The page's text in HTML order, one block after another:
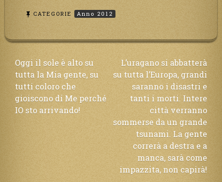
CATEGORIE Anno 2012
Navigazione
articoli
Oggi il sole è alto su
tutta la Mia gente, su
tutti coloro che
gioiscono di Me perché
IO sto arrivando!
L’uragano si abbatterà
su tutta l’Europa, grandi
saranno i disastri e
tanti i morti. Intere
città verranno
sommerse da un grande
tsunami. La gente
correrà a destra e a
manca, sarà come
impazzita, non capirà!